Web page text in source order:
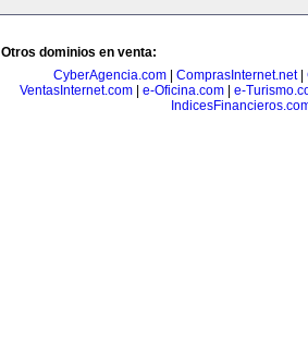
Otros dominios en venta:
CyberAgencia.com| ComprasInternet.net|
VentasInternet.com
e-Oficina.com
e-